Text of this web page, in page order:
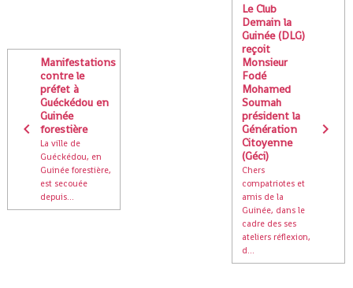
Manifestations
contre le
préfet à
Guéckédou en
Guinée
forestière
La ville de
Guéckédou, en
Guinée forestière,
est secouée
depuis...
Le Club
Demain la
Guinée (DLG)
reçoit
Monsieur
Fodé
Mohamed
Soumah
président la
Génération
Citoyenne
(Géci)
Chers
compatriotes et
amis de la
Guinée, dans le
cadre des ses
ateliers réflexion,
d...